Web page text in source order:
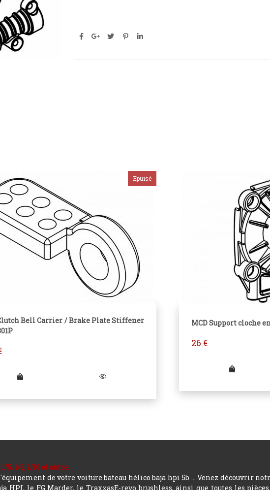
Bell Carrier / Brake Plate Stiffener
MCD Support cloche
26 €
5, 1/8, 1/10 et autre.
de votre voiture bateau hélico baja hpi 5b ... Venez découvrir
HPI, le FG Marder, le TraxxasE-revo brushless, ainsi que toutes les